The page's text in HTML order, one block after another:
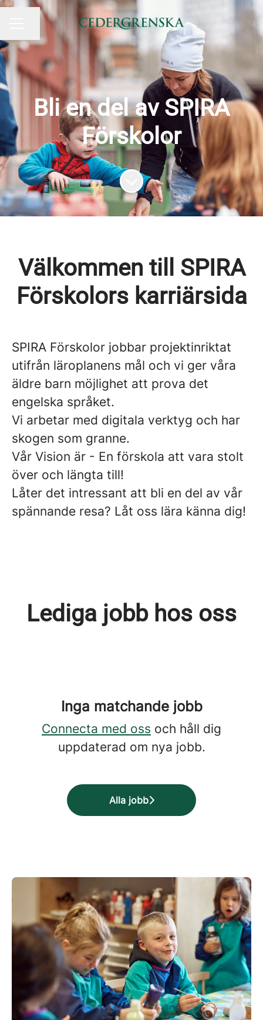
KARRIÄRMENY
Dela sidan
Bli en del av SPIRA
Förskolor
Skrolla för mer innehåll
Välkommen till SPIRA
Förskolors karriärsida
SPIRA Förskolor jobbar projektinriktat
utifrån läroplanens mål och vi ger våra
äldre barn möjlighet att prova det
engelska språket.
Vi arbetar med digitala verktyg och har
skogen som granne.
Vår Vision är - En förskola att vara stolt
över och längta till!
Låter det intressant att bli en del av vår
spännande resa? Låt oss lära känna dig!
Lediga jobb hos oss
Inga matchande jobb
Connecta med oss och håll dig
uppdaterad om nya jobb.
Alla jobb